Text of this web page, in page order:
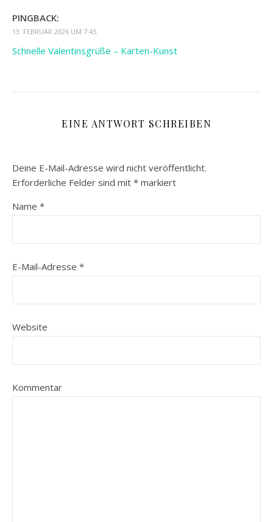
PINGBACK:
13. FEBRUAR 2026 UM 7:45
Schnelle Valentinsgrüße – Karten-Kunst
EINE ANTWORT SCHREIBEN
Deine E-Mail-Adresse wird nicht veröffentlicht.
Erforderliche Felder sind mit * markiert
Name *
E-Mail-Adresse *
Website
Kommentar